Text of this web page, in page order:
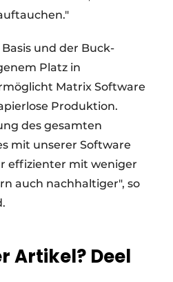
und der Buck-
Platz in
Matrix Software
Produktion.
des gesamten
mit unserer Software
effizienter mit weniger
auch nachhaltiger", so
Artikel? Deel